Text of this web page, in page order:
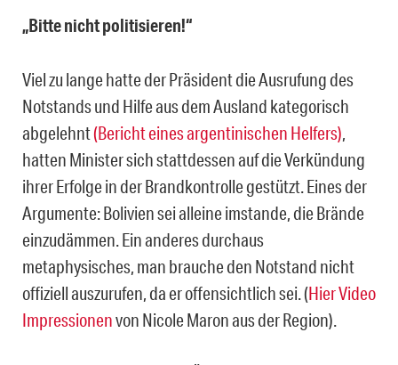
„Bitte nicht politisieren!“
Viel zu lange hatte der Präsident die Ausrufung des
Notstands und Hilfe aus dem Ausland kategorisch
abgelehnt(Bericht eines argentinischen Helfers),
hatten Minister sich stattdessen auf die Verkündung
ihrer Erfolge in der Brandkontrolle gestützt. Eines der
Argumente: Bolivien sei alleine imstande, die Brände
einzudämmen. Ein anderes durchaus
metaphysisches, man brauche den Notstand nicht
offiziell auszurufen, da er offensichtlich sei. (Hier Video
Impressionenvon Nicole Maron aus der Region).